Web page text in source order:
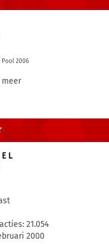
Pool 2006
meer
L
21.054
2000